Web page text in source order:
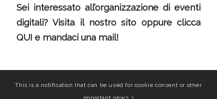
Sei interessato all’organizzazione di eventi
digitali? Visita il nostro sito oppureclicca
QUI e mandaci una mail!
This is a notification that can be used for cookie consent or other
important news ;)